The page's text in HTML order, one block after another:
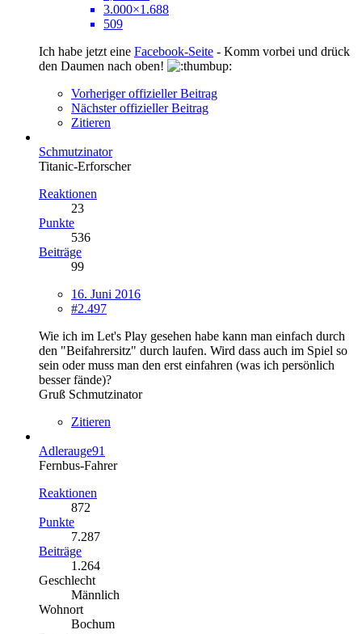
3.000×1.688
509
Ich habe jetzt eine Facebook-Seite - Komm vorbei und drück
den Daumen nach oben!
Vorheriger offizieller Beitrag
Nächster offizieller Beitrag
Zitieren
Schmutzinator
Titanic-Erforscher
Reaktionen
23
Punkte
536
Beiträge
99
16. Juni 2016
#2.497
Wie ich im Let's Play gesehen habe kann man einfach durch
den "Beifahrersitz" durch laufen. Wird dass auch im Spiel so
sein oder muss man den erst einfahren (was ich persönlich
besser fände)?
Gruß Schmutzinator
Zitieren
Adlerauge91
Fernbus-Fahrer
Reaktionen
872
Punkte
7.287
Beiträge
1.264
Geschlecht
Männlich
Wohnort
Bochum